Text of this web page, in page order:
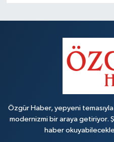
Özgür Haber, yepyeni
modernizmi bir araya getiriyor.
haber